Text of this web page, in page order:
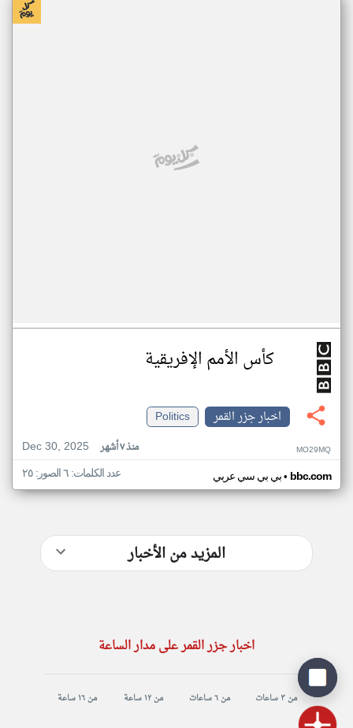
كأس الأمم الإفريقية
اخبار جزر القمر
Politics
Dec 30, 2025
منذ ٧ أشهر MO29MQ
بي بي سي عربي• bbc.com عدد الكلمات: ٦ الصور: ٢٥
المزيد من الأخبار
اخبار جزر القمر على مدار الساعة
من ٣ ساعات من ٦ ساعات من ١٢ ساعة من ١٦ ساعة